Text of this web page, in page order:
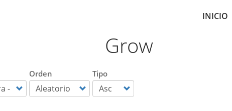
Main
INICIO
Grow
Orden Tipo